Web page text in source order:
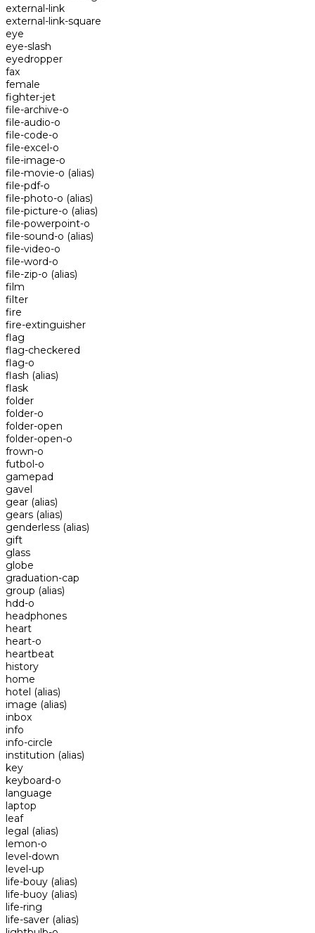
external-link
external-link-square
eye
eye-slash
eyedropper
fax
female
fighter-jet
file-archive-o
file-audio-o
file-code-o
file-excel-o
file-image-o
file-movie-o (alias)
file-pdf-o
file-photo-o (alias)
file-picture-o (alias)
file-powerpoint-o
file-sound-o (alias)
file-video-o
file-word-o
file-zip-o (alias)
film
filter
fire
fire-extinguisher
flag
flag-checkered
flag-o
flash (alias)
flask
folder
folder-o
folder-open
folder-open-o
frown-o
futbol-o
gamepad
gavel
gear (alias)
gears (alias)
genderless (alias)
gift
glass
globe
graduation-cap
group (alias)
hdd-o
headphones
heart
heart-o
heartbeat
history
home
hotel (alias)
image (alias)
inbox
info
info-circle
institution (alias)
key
keyboard-o
language
laptop
leaf
legal (alias)
lemon-o
level-down
level-up
life-bouy (alias)
life-buoy (alias)
life-ring
life-saver (alias)